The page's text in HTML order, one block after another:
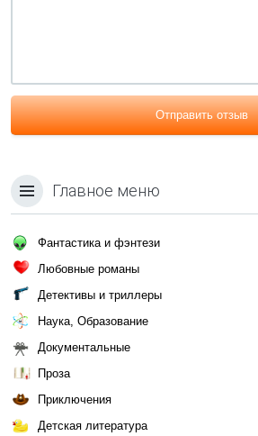
Отправить отзыв
Главное меню
Фантастика и фэнтези
Любовные романы
Детективы и триллеры
Наука, Образование
Документальные
Проза
Приключения
Детская литература